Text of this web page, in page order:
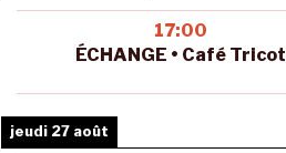
17:00
ÉCHANGE • Café Tricot
jeudi 27 août